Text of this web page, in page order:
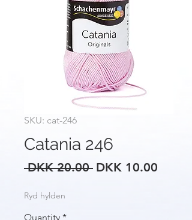
SKU: cat-246
Catania 246
DKK 20.00 Regular
DKK 10.00
Ryd hylden
Quantity *